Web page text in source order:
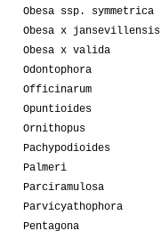
Obesa ssp. symmetrica
Obesa x jansevillensis
Obesa x valida
Odontophora
Officinarum
Opuntioides
Ornithopus
Pachypodioides
Palmeri
Parciramulosa
Parvicyathophora
Pentagona